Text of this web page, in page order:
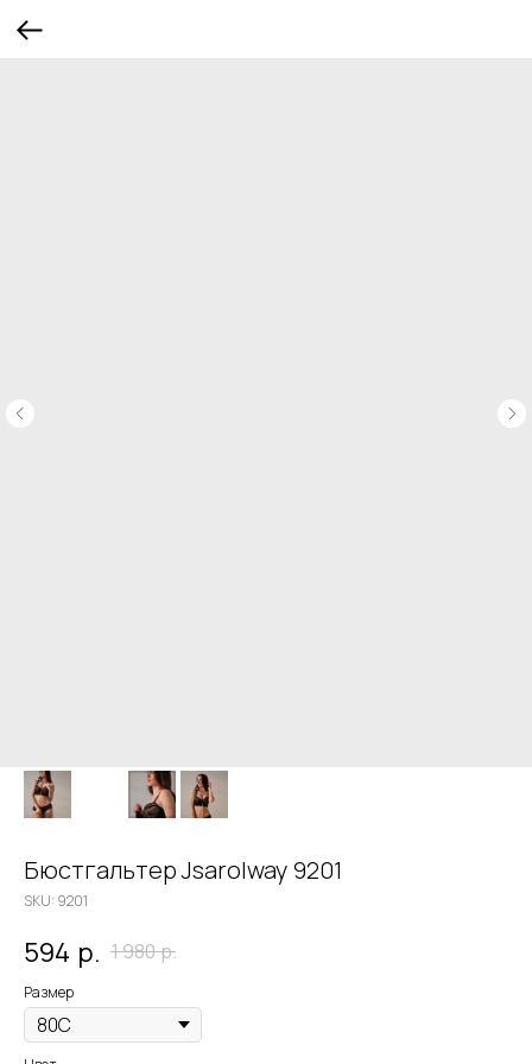
Бюстгальтер Jsarolway 9201
SKU: 9201
594 р. 1 980р.
Размер